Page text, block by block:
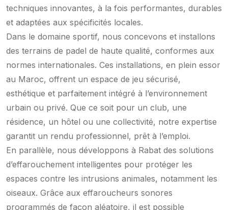
techniques innovantes, à la fois performantes, durables
et adaptées aux spécificités locales.
Dans le domaine sportif, nous concevons et installons
des terrains de padel de haute qualité, conformes aux
normes internationales. Ces installations, en plein essor
au Maroc, offrent un espace de jeu sécurisé,
esthétique et parfaitement intégré à l’environnement
urbain ou privé. Que ce soit pour un club, une
résidence, un hôtel ou une collectivité, notre expertise
garantit un rendu professionnel, prêt à l’emploi.
En parallèle, nous développons à Rabat des solutions
d’effarouchement intelligentes pour protéger les
espaces contre les intrusions animales, notamment les
oiseaux. Grâce aux effaroucheurs sonores
programmés de façon aléatoire, il est possible